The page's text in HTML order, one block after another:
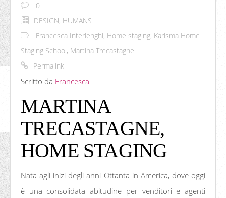
0
DESIGN, HUMANS
Francesca Interlenghi, Home staging, Karisma Home
Staging School, Martina Trecastagne
Permalink
Scritto da Francesca
MARTINA
TRECASTAGNE,
HOME STAGING
Nata agli inizi degli anni Ottanta in America, dove oggi
è una consolidata abitudine per venditori e agenti